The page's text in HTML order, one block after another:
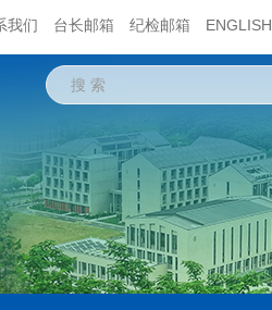
我们 台长邮箱 纪检邮箱 ENGLISH